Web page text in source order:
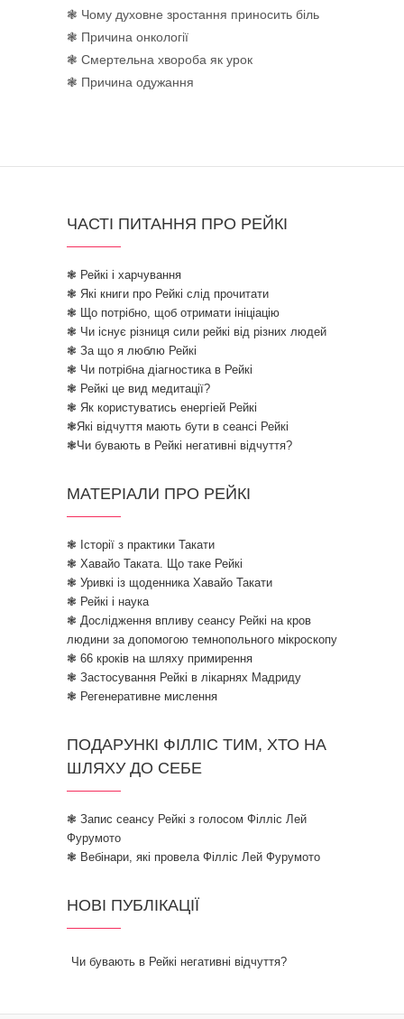
❃ Чому духовне зростання приносить біль
❃ Причина онкології
❃ Смертельна хвороба як урок
❃ Причина одужання
ЧАСТІ ПИТАННЯ ПРО РЕЙКІ
❃ Рейкі і харчування
❃ Які книги про Рейкі слід прочитати
❃ Що потрібно, щоб отримати ініціацію
❃ Чи існує різниця сили рейкі від різних людей
❃ За що я люблю Рейкі
❃ Чи потрібна діагностика в Рейкі
❃ Рейкі це вид медитації?
❃ Як користуватись енергіей Рейкі
❃Які відчуття мають бути в сеансі Рейкі
❃Чи бувають в Рейкі негативні відчуття?
МАТЕРІАЛИ ПРО РЕЙКІ
❃ Історії з практики Такати
❃ Хавайо Таката. Що таке Рейкі
❃ Уривкі із щоденника Хавайо Такати
❃ Рейкі і наука
❃ Дослідження впливу сеансу Рейкі на кров
людини за допомогою темнопольного мікроскопу
❃ 66 кроків на шляху примирення
❃ Застосування Рейкі в лікарнях Мадриду
❃ Регенеративне мислення
ПОДАРУНКІ ФІЛЛІС ТИМ, ХТО НА
ШЛЯХУ ДО СЕБЕ
❃ Запис сеансу Рейкі з голосом Філліс Лей
Фурумото
❃ Вебінари, які провела Філліс Лей Фурумото
НОВІ ПУБЛІКАЦІЇ
Чи бувають в Рейкі негативні відчуття?